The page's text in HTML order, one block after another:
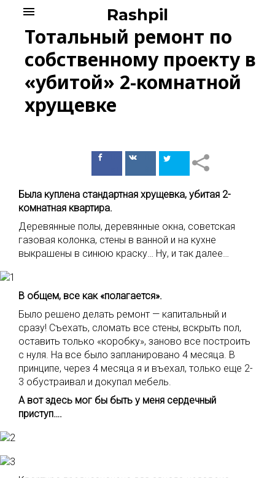
content
Rashpil
menu
Тотальный ремонт по
собственному проекту в
«убитой» 2-комнатной
хрущевке
ПоделитьсяПоделиться
Была куплена стандартная хрущевка, убитая 2-
комнатная квартира.
Деревянные полы, деревянные окна, советская
газовая колонка, стены в ванной и на кухне
выкрашены в синюю краску… Ну, и так далее…
В общем, все как «полагается».
Было решено делать ремонт — капитальный и
сразу! Съехать, сломать все стены, вскрыть пол,
оставить только «коробку», заново все построить
с нуля. На все было запланировано 4 месяца. В
принципе, через 4 месяца я и въехал, только еще 2-
3 обустраивал и докупал мебель.
А вот здесь мог бы быть у меня сердечный
приступ….